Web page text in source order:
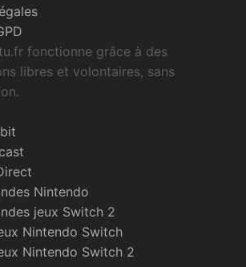
fonctionne grâce à des
libres et volontaires, sans
Nintendo
jeux Switch 2
Nintendo Switch
Nintendo Switch 2